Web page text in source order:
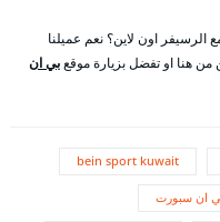
اون لاين؟ نعم عميلنا
هنا او تفضل بزيارة موقعبي ان
bein sport kuwait
ان سبورت